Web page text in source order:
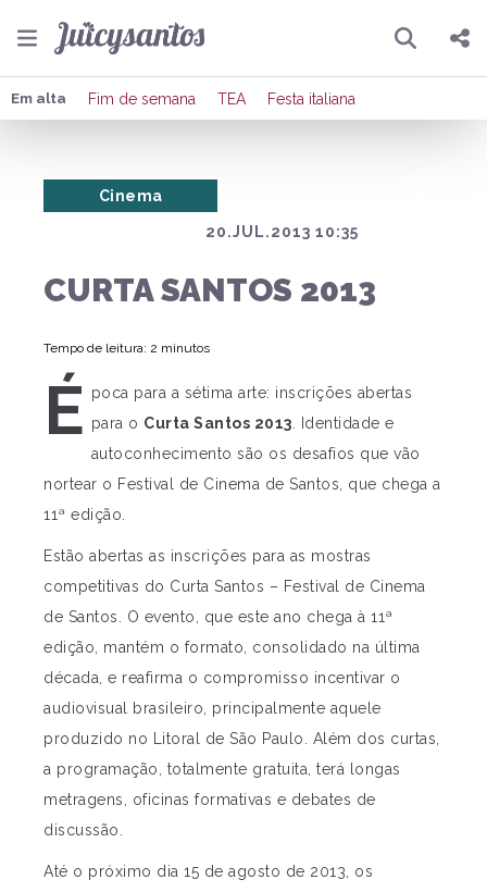
Pesquisar
Compartilhar
Publicar no X
Em alta Fim de semana TEA Festa italiana
20.JUL.2013 10:35
Cinema
CURTA SANTOS 2013
Tempo de leitura: 2 minutos
É poca para a sétima arte: inscrições abertas
para o Curta Santos 2013 . Identidade e
autoconhecimento são os desafios que vão
nortear o Festival de Cinema de Santos, que chega a
11ª edição.
Estão abertas as inscrições para as mostras
competitivas do Curta Santos – Festival de Cinema
de Santos. O evento, que este ano chega à 11ª
edição, mantém o formato, consolidado na última
década, e reafirma o compromisso incentivar o
audiovisual brasileiro, principalmente aquele
produzido no Litoral de São Paulo. Além dos curtas,
a programação, totalmente gratuita, terá longas
metragens, oficinas formativas e debates de
discussão.
Até o próximo dia 15 de agosto de 2013, os